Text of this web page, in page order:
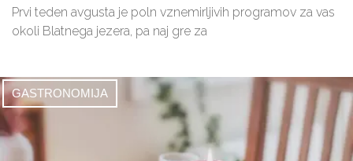
Prvi teden avgusta je poln vznemirljivih programov za vas
okoli Blatnega jezera, pa naj gre za
GASTRONOMIJA